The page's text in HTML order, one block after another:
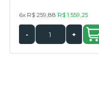
6x R$ 259,88 R$ 1.559,25
- +